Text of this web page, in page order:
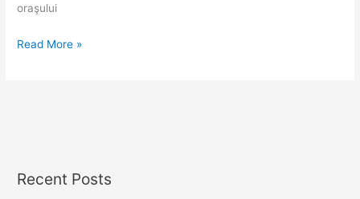
oraşului
Alqosh,
Read More »
Recent Posts